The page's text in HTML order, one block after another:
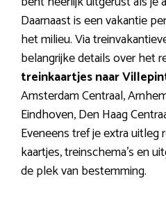
Daarnaast is een vakantie
het milieu. Via
belangrijke details over het
treinkaartjes naar
Amsterdam Centraal,
Eindhoven, Den Haag
Eveneens tref je extra
kaartjes, treinschema’s en
de plek van bestemming.